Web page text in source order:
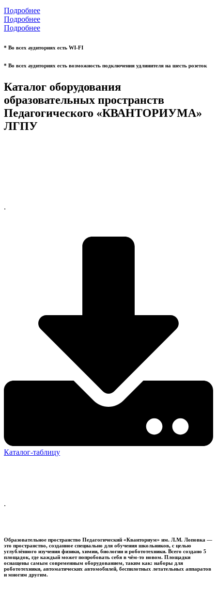
Подробнее
Подробнее
Подробнее
* Во всех аудиториях есть WI-FI
* Во всех аудиториях есть возможность подключения удлинителя на шесть розеток
Каталог оборудования
образовательных пространств
Педагогического «КВАНТОРИУМА»
ЛГПУ
.
Каталог-таблицу
.
Образовательное пространство Педагогический «Кванториум» им. Л.М. Лоповка —
это пространство, созданное специально для обучения школьников, с целью
углублённого изучения физики, химии, биологии и робототехники. Всего создано 5
площадок, где каждый может попробовать себя в чём-то новом. Площадки
оснащены самым современным оборудованием, таким как: наборы для
робототехники, автоматических автомобилей, беспилотных летательных аппаратов
и многим другим.